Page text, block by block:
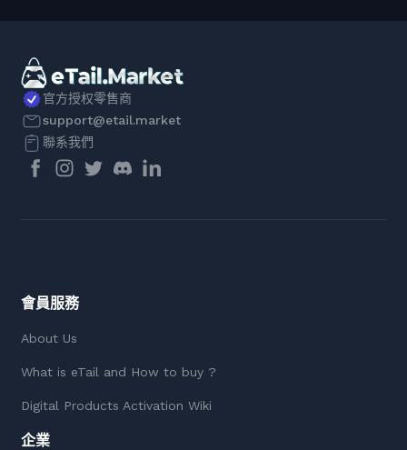
官方授权零售商
support@etail.market
聯系我們
會員服務
About Us
What is eTail and How to buy ?
Digital Products Activation Wiki
企業